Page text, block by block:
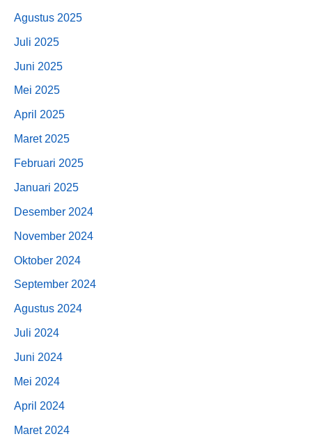
Agustus 2025
Juli 2025
Juni 2025
Mei 2025
April 2025
Maret 2025
Februari 2025
Januari 2025
Desember 2024
November 2024
Oktober 2024
September 2024
Agustus 2024
Juli 2024
Juni 2024
Mei 2024
April 2024
Maret 2024